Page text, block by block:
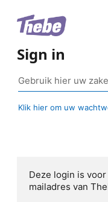
Sign in
Klik hier om uw
Deze login is
mailadres van